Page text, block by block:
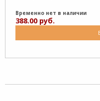
Временно нет в наличии
388.00 руб.